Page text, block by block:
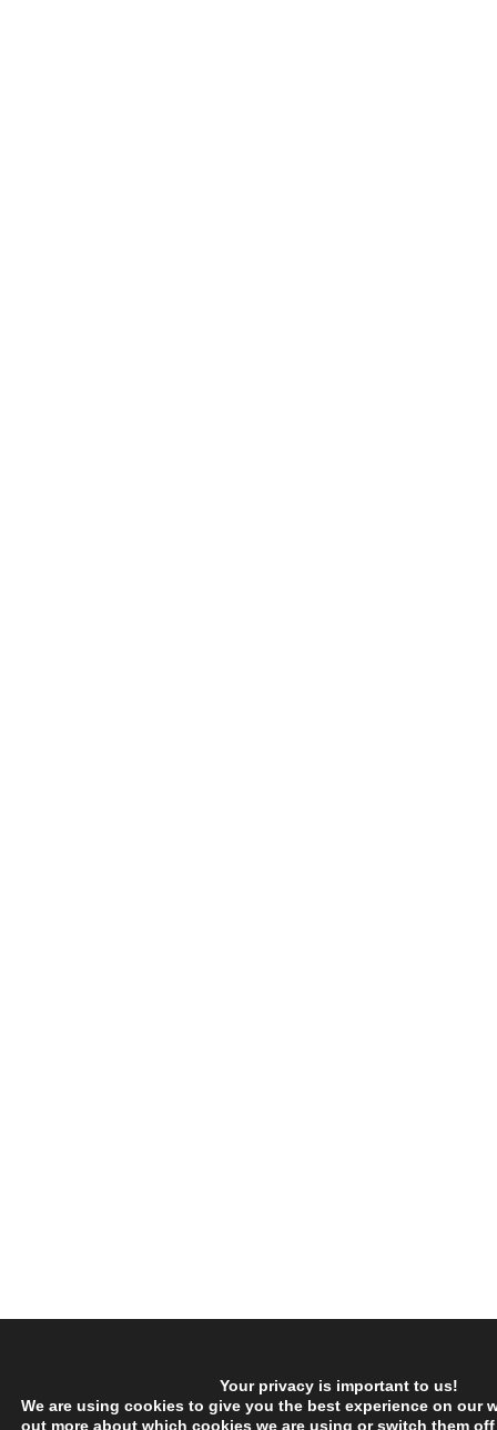
Your privacy is important to us!
We are using cookies to give you the best experience on our
out more about which cookies we are using or switch them